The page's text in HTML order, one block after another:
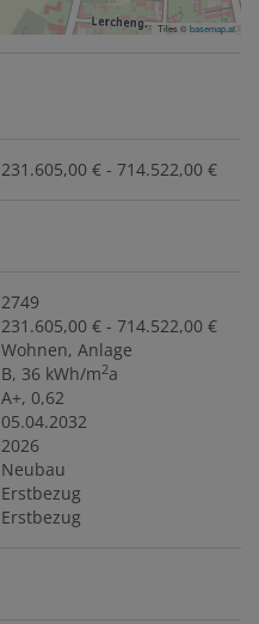
Tiles ©basemap.at
231.605,00 € - 714.522,00 €
2749
231.605,00 € - 714.522,00 €
Wohnen Anlage
B, 36 kWh/m2a
A+, 0,62
05.04.2032
2026
Neubau
Erstbezug
Erstbezug